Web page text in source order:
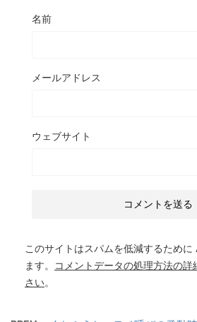
名前
メールアドレス
ウェブサイト
このサイトはスパムを低減するため
ます。
コメントデータの処理方法の
さい。